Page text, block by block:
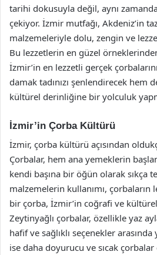
tarihi dokusuyla değil, aynı
çekiyor. İzmir mutfağı, Akdeniz’in
malzemeleriyle dolu, zengin ve
Bu lezzetlerin en güzel
İzmir’in en lezzetli gerçek
damak tadınızı şenlendirecek hem
kültürel derinliğine bir yolculuk
İzmir’in Çorba Kültürü
İzmir, çorba kültürü açısından
Çorbalar, hem ana yemeklerin
kendi başına bir öğün olarak sıkça
malzemelerin kullanımı, çorbaların
bir çorba, İzmir’in coğrafi ve
Zeytinyağlı çorbalar, özellikle yaz
hafif ve sağlıklı seçenekler arasında
ise daha doyurucu ve sıcak çorbalar